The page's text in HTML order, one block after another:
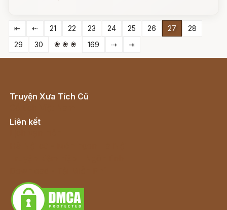
⇤ ⇠ 21 22 23 24 25 26 27
28
29
30 ❀ ❀ ❀ 169 ⇢ ⇥
Truyện Xưa Tích Cũ
Liên kết